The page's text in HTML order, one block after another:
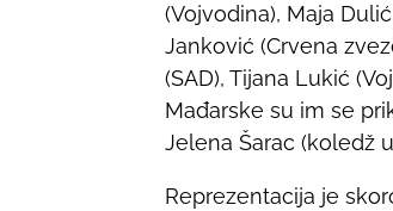
(Vojvodina), Maja
Janković (Crvena
(SAD), Tijana Lukić
Mađarske su im se
Jelena Šarac (koledž
Reprezentacija je